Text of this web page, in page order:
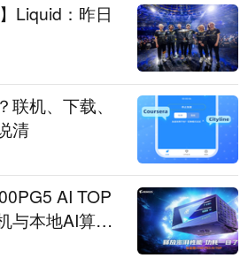
Liquid：昨日
机、下载、
清
AI TOP
与本地AI算力